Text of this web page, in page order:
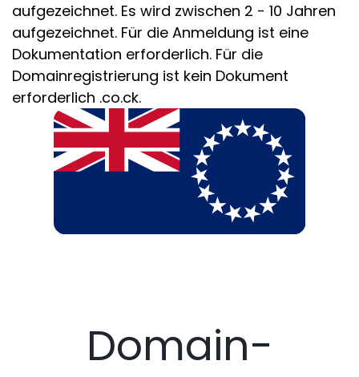
aufgezeichnet. Es wird zwischen 2 - 10 Jahren
aufgezeichnet. Für die Anmeldung ist eine
Dokumentation erforderlich. Für die
Domainregistrierung ist kein Dokument
erforderlich .co.ck.
Domain-